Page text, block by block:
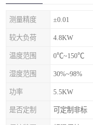
测量精度 ±0.01
较大负荷 4.8KW
温度范围 0℃~150℃
湿度范围 30%~98%
功率 5.5KW
是否定制 可定制非标